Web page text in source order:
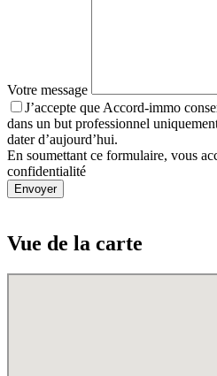
Votre message
J’accepte que Accord-immo
dans un but professionnel
dater d’aujourd’hui.
En soumettant ce formulaire, vous
confidentialité
Vue de la carte